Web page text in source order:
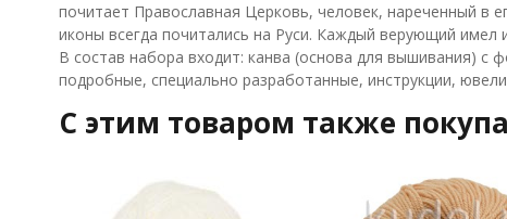
почитает Православная Церковь, человек, нареченный в
иконы всегда почитались на Руси. Каждый верующий имел
В состав набора входит: канва (основа для вышивания) с
подробные, специально разработанные, инструкции,
C этим товаром также